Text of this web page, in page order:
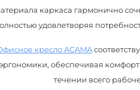
каркаса гармонично
удовлетворяя
кресло ACAMA
обеспечивая комфорт
течении всего